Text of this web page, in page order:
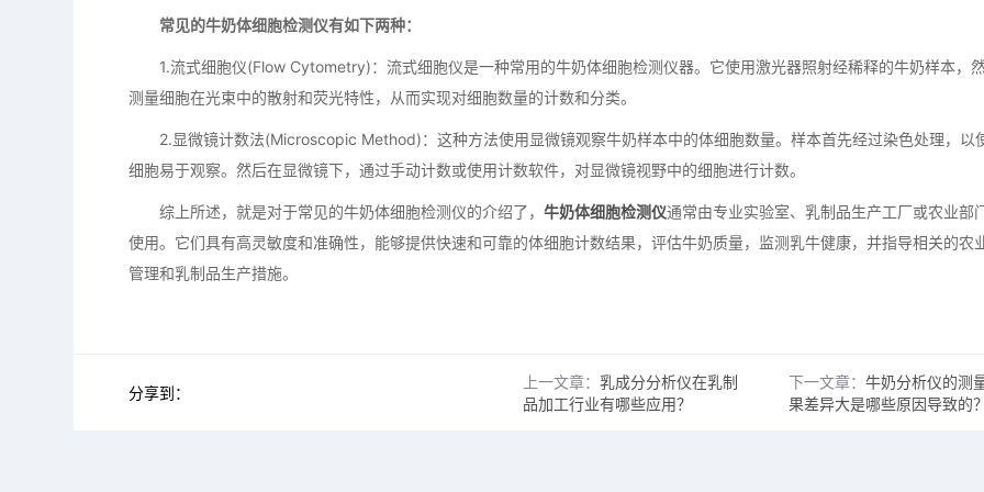
常见的牛奶体细胞检测仪有如下两种：
1.流式细胞仪(Flow Cytometry)：流式细胞仪是一种常用的牛奶体细胞检测仪器。它使用激光器照射经稀释的牛奶样本，
测量细胞在光束中的散射和荧光特性，从而实现对细胞数量的计数和分类。
2.显微镜计数法(Microscopic Method)：这种方法使用显微镜观察牛奶样本中的体细胞数量。样本首先经过染色处理，以
细胞易于观察。然后在显微镜下，通过手动计数或使用计数软件，对显微镜视野中的细胞进行计数。
综上所述，就是对于常见的牛奶体细胞检测仪的介绍了，牛奶体细胞检测仪通常由专业实验室、乳制品生产工厂或农业部
使用。它们具有高灵敏度和准确性，能够提供快速和可靠的体细胞计数结果，评估牛奶质量，监测乳牛健康，并指导相关的农
管理和乳制品生产措施。
分享到：
上一文章：乳成分分析仪在乳制
品加工行业有哪些应用？
下一文章： 牛奶分析仪的测
果差异大是哪些原因导致的？